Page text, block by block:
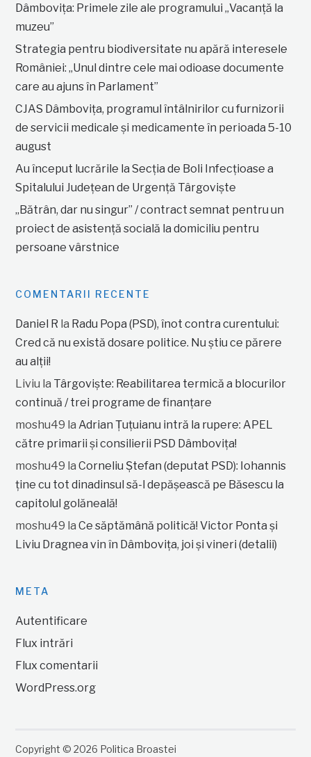
Dâmbovița: Primele zile ale programului „Vacanță la
muzeu”
Strategia pentru biodiversitate nu apără interesele
României: „Unul dintre cele mai odioase documente
care au ajuns în Parlament”
CJAS Dâmbovița, programul întâlnirilor cu furnizorii
de servicii medicale și medicamente în perioada 5-10
august
Au început lucrările la Secția de Boli Infecțioase a
Spitalului Județean de Urgență Târgoviște
„Bătrân, dar nu singur” / contract semnat pentru un
proiect de asistență socială la domiciliu pentru
persoane vârstnice
COMENTARII RECENTE
Daniel R la Radu Popa (PSD), înot contra curentului:
Cred că nu există dosare politice. Nu știu ce părere
au alții!
Liviu la Târgoviște: Reabilitarea termică a blocurilor
continuă / trei programe de finanțare
moshu49 la Adrian Țuțuianu intră la rupere: APEL
către primarii și consilierii PSD Dâmbovița!
moshu49 laCorneliu Ștefan (deputat PSD): Iohannis
ține cu tot dinadinsul să-l depășească pe Băsescu la
capitolul golăneală!
moshu49 laCe săptămână politică! Victor Ponta și
Liviu Dragnea vin în Dâmbovița, joi și vineri (detalii)
META
Autentificare
Flux intrări
Flux comentarii
WordPress.org
Copyright © 2026 Politica Broastei